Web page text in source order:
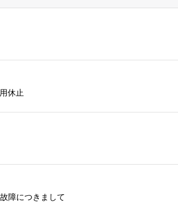
休止
障につきまして